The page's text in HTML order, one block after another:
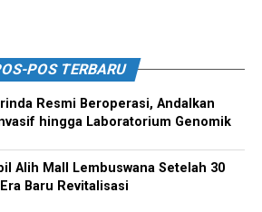
POS TERBARU
Resmi Beroperasi, Andalkan
hingga Laboratorium Genomik
Alih Mall Lembuswana Setelah 30
Baru Revitalisasi